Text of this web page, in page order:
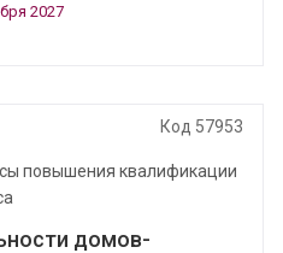
2027
Код 57953
повышения квалификации
домов-